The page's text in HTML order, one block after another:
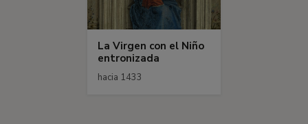
La Virgen con el Niño
entronizada
hacia 1433